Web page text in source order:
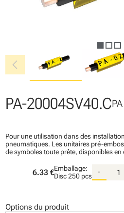
chevron_left
PA-20004SV40.C
Pour une utilisation dans des
pneumatiques. Les unitaires pré-
de symboles toute prête, disponibles en
6.33 €Emballage:
Disc250 pcs
-
Options du produit